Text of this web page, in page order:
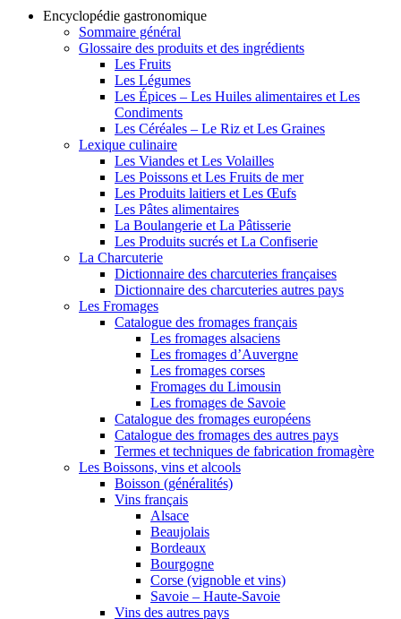
Encyclopédie gastronomique
Sommaire général
Glossaire des produits et des ingrédients
Les Fruits
Les Légumes
Les Épices – Les Huiles alimentaires et Les
Condiments
Les Céréales – Le Riz et Les Graines
Lexique culinaire
Les Viandes et Les Volailles
Les Poissons et Les Fruits de mer
Les Produits laitiers et Les Œufs
Les Pâtes alimentaires
La Boulangerie et La Pâtisserie
Les Produits sucrés et La Confiserie
La Charcuterie
Dictionnaire des charcuteries françaises
Dictionnaire des charcuteries autres pays
Les Fromages
Catalogue des fromages français
Les fromages alsaciens
Les fromages d’Auvergne
Les fromages corses
Fromages du Limousin
Les fromages de Savoie
Catalogue des fromages européens
Catalogue des fromages des autres pays
Termes et techniques de fabrication fromagère
Les Boissons, vins et alcools
Boisson (généralités)
Vins français
Alsace
Beaujolais
Bordeaux
Bourgogne
Corse (vignoble et vins)
Savoie – Haute-Savoie
Vins des autres pays